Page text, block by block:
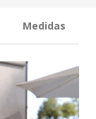
Medidas